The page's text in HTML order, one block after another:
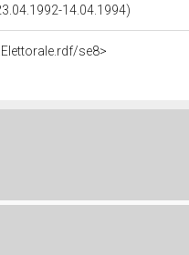
14.04.1994)
se8>